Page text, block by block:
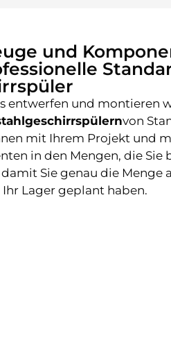
und
entwerfen und montieren
von
mit Ihrem Projekt und
in den Mengen, die Sie
Sie genau die Menge
Ihr Lager geplant haben.